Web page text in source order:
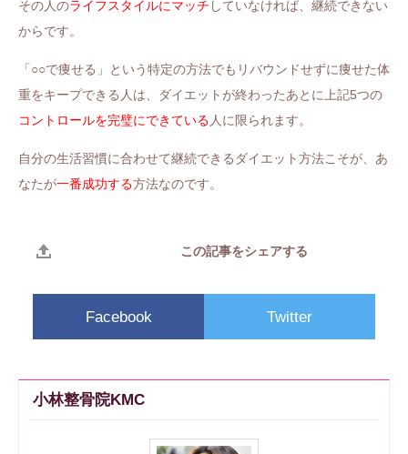
その人のライフスタイルにマッチ していなければ、継続できない
からです。
「○○で痩せる」という特定の方法でもリバウンドせずに痩せた体
重をキープできる人は、ダイエットが終わったあとに上記5つの
コントロールを完璧にできている 人に限られます。
自分の生活習慣に合わせて継続できるダイエット方法こそが、あ
なたが一番成功する方法なのです。
この記事をシェアする
Facebook Twitter
小林整骨院KMC